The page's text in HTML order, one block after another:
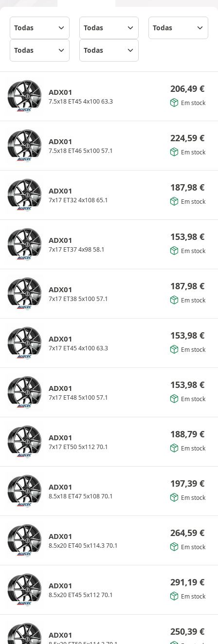
ADX01
7.5x18 ET45 4x100 63.3
206,49 €
Em stock
ADX01
7.5x18 ET46 5x100 57.1
224,59 €
Em stock
ADX01
7x17 ET32 4x108 65.1
187,98 €
Em stock
ADX01
7x17 ET37 4x98 58.1
153,98 €
Em stock
ADX01
7x17 ET38 5x100 57.1
187,98 €
Em stock
ADX01
7x17 ET45 4x100 63.3
153,98 €
Em stock
ADX01
7x17 ET48 5x100 57.1
153,98 €
Em stock
ADX01
7x17 ET50 5x112 70.1
188,79 €
Em stock
ADX01
8.5x18 ET47 5x108 70.1
197,39 €
Em stock
ADX01
8.5x20 ET40 5x114.3 70.1
264,59 €
Em stock
ADX01
8.5x20 ET45 5x112 70.1
291,19 €
Em stock
ADX01 250,39 €